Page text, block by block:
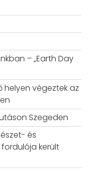
– „Earth Day
helyen végeztek az
Szegeden
és
került